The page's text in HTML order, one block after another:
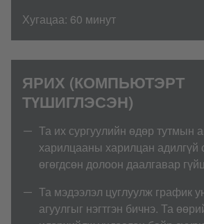
Хугацаа: 60 минут
ЯРИХ (КОМПЬЮТЭРТ
ТҮШИГЛЭСЭН)
Та их сургуулийн өдөр тутмын
харилцааны харилцан адилгүй
өгөгдсөн долоон даалгавар
Та мэдээлэл цуглуулж график
агуулгыг нэгтгэн бичнэ. Та